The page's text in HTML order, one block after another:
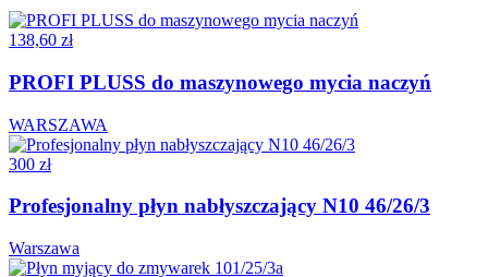
138,60 zł
PROFI PLUSS do maszynowego mycia naczyń
WARSZAWA
300 zł
Profesjonalny płyn nabłyszczający N10 46/26/3
Warszawa